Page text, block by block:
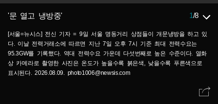
'문 열고 냉방중' 1/8
[서울=뉴시스] 전신 기자 = 9일 서울 명동거리 상점들이 개문냉방을 하고 있
다. 이날 전력거래소에 따르면 지난 7일 오후 7시 기준 최대 전력수요는
95.3GW를 기록했다. 역대 전력수요 가운데 다섯번째로 높은 수준이다. 열화
상 카메라로 촬영한 사진은 온도가 높을수록 붉은색, 낮을수록 푸른색으로
표시된다. 2026.08.09. photo1006@newsis.com